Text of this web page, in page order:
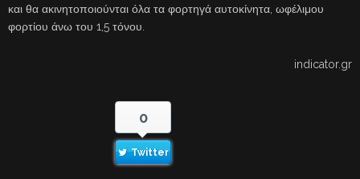
και θα ακινητοποιούνται όλα τα φορτηγά αυτοκίνητα, ωφέλιμου
φορτίου άνω του 1,5 τόνου.
indicator.gr
0
Twitter